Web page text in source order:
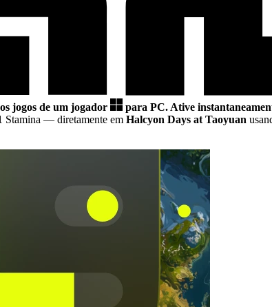
jogos de um jogador para PC. Ative
Stamina — diretamente em Halcyon Days at Taoyuan